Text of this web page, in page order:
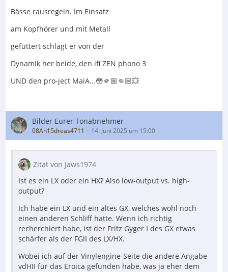
Gruß,
Ulf
Bässe rausregeln. Im Einsatz
am Kopfhörer und mit Metall
gefüttert schlägt er von der
Dynamik her beide, den ifi ZEN phono 3
UND den pro-ject MaiA...😳🫵🏼👊🏼💥
Bilder Eurer Tonabnehmer
08An15dreas4711 14. Juni 2025 um 15:00
Zitat von Jaws1974
Ist es ein LX oder ein HX? Also low-output vs. high-
output?
Ich habe ein LX und ein altes GX, welches wohl noch
einen anderen Schliff hatte. Wenn ich richtig
recherchiert habe, ist der Fritz Gyger I des GX etwas
schärfer als der FGII des LX/HX.
Wobei ich auf der Vinylengine-Seite die andere Angabe
vdHII für das Eroica gefunden habe, was ja eher dem